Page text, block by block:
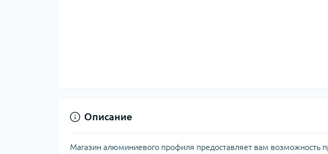
Описание
Магазин алюминиевого профиля предоставляет вам возможность